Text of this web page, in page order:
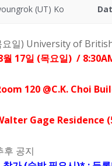
(UT) Ko
요일) University of
월 17일 (목요일) /
120 @C.K. Choi
Gage Residence
후 공지